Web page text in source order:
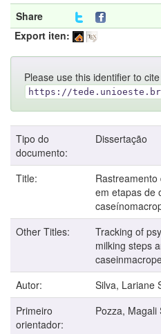
Share
Export iten:
Please use this identifier to
https://
Tipo do
documento:
Dissertação
Title:
em etapas de
Other Titles:
Tracking of
milking steps
Autor:
Silva, Lariane
Primeiro
orientador:
Pozza, Magali